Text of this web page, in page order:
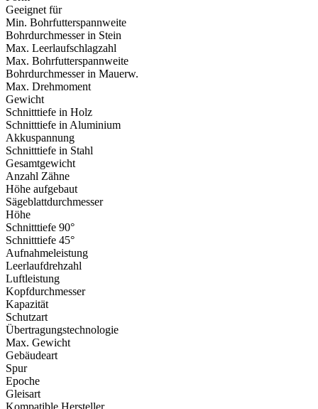
Geeignet für
Min. Bohrfutterspannweite
Bohrdurchmesser in Stein
Max. Leerlaufschlagzahl
Max. Bohrfutterspannweite
Bohrdurchmesser in Mauerw.
Max. Drehmoment
Gewicht
Schnitttiefe in Holz
Schnitttiefe in Aluminium
Akkuspannung
Schnitttiefe in Stahl
Gesamtgewicht
Anzahl Zähne
Höhe aufgebaut
Sägeblattdurchmesser
Höhe
Schnitttiefe 90°
Schnitttiefe 45°
Aufnahmeleistung
Leerlaufdrehzahl
Luftleistung
Kopfdurchmesser
Kapazität
Schutzart
Übertragungstechnologie
Max. Gewicht
Gebäudeart
Spur
Epoche
Gleisart
Kompatible Hersteller